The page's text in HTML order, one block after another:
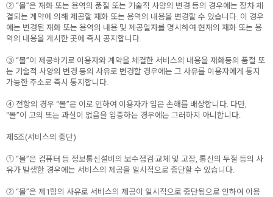
② “몰”은 재화 또는 용역의 품절 또는 기술적 사양의 변경 등의 경우에는 장차 체
결되는 계약에 의해 제공할 재화 또는 용역의 내용을 변경할 수 있습니다. 이 경우
에는 변경된 재화 또는 용역의 내용 및 제공일자를 명시하여 현재의 재화 또는 용
역의 내용을 게시한 곳에 즉시 공지합니다.
③ “몰”이 제공하기로 이용자와 계약을 체결한 서비스의 내용을 재화등의 품절 또
는 기술적 사양의 변경 등의 사유로 변경할 경우에는 그 사유를 이용자에게 통지
가능한 주소로 즉시 통지합니다.
④ 전항의 경우 “몰”은 이로 인하여 이용자가 입은 손해를 배상합니다. 다만,
“몰”이 고의 또는 과실이 없음을 입증하는 경우에는 그러하지 아니합니다.
제5조(서비스의 중단)
① “몰”은 컴퓨터 등 정보통신설비의 보수점검·교체 및 고장, 통신의 두절 등의 사
유가 발생한 경우에는 서비스의 제공을 일시적으로 중단할 수 있습니다.
② “몰”은 제1항의 사유로 서비스의 제공이 일시적으로 중단됨으로 인하여 이용